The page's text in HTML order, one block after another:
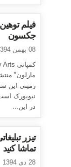
فیلم
جکسون
08 بهمن 1394
مارلون"
زمینی این
نیویورک
در این...
تیزر
تماشا کنید
28 دی 1394